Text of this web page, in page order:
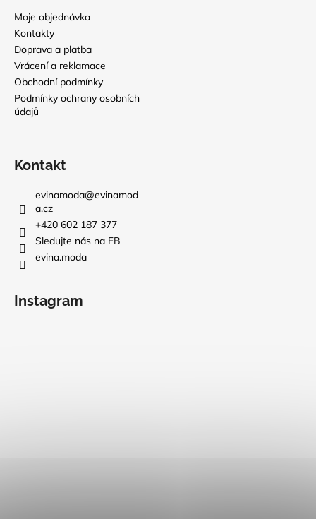
Moje objednávka
Kontakty
Doprava a platba
Vrácení a reklamace
Obchodní podmínky
Podmínky ochrany osobních
údajů
Kontakt
evinamoda@evinamod
a.cz
+420 602 187 377
Sledujte nás na FB
evina.moda
Instagram